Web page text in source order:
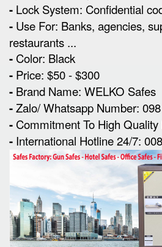
- Lock System: Confidential
- Use For: Banks, agencies,
restaurants ...
- Color: Black
- Price: $50 - $300
- Brand Name: WELKO Safes
-Zalo/ Whatsapp Number:
- Commitment To High
- International Hotline 24/7: